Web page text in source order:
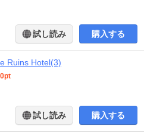
試し読み 購入する
Ruins Hotel(3)
試し読み 購入する